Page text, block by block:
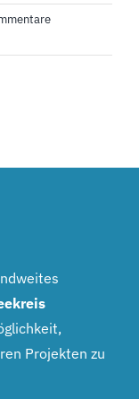
Projekten zu